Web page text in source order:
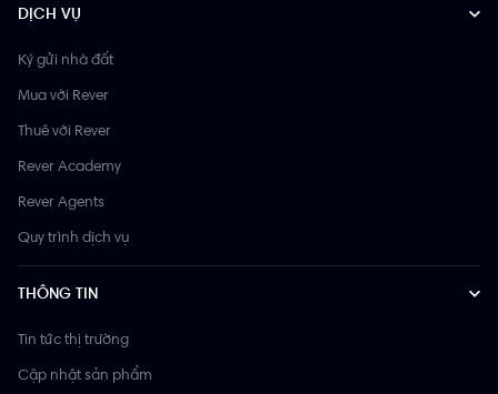
DỊCH VỤ
Ký gửi nhà đất
Mua với Rever
Thuê với Rever
Rever Academy
Rever Agents
Quy trình dịch vụ
THÔNG TIN
Tin tức thị trường
Cập nhật sản phẩm